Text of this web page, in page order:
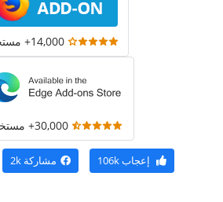
14,000+ مستخدم
30,000+ مستخدم
إعجاب106k مشاركة 2k